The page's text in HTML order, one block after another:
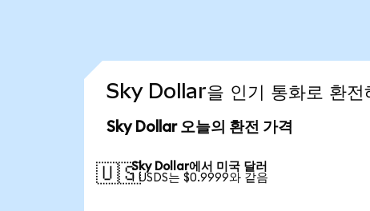
Sky Dollar을 인기 통화로 환전
Sky Dollar 오늘의 환전 가격
🇺🇸Sky Dollar에서 미국 달러
1 USDS는 $0.9999와 같음